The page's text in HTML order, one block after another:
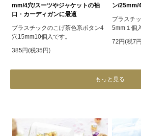
mm/4穴/スーツやジャケットの袖
口・カーディガンに最適
プラスチックのこげ茶色系ボタン4
穴15mm10個入です。
385円(税35円)
ン/25mm/
プラスチ
5mm１個
72円(税7
もっと見る